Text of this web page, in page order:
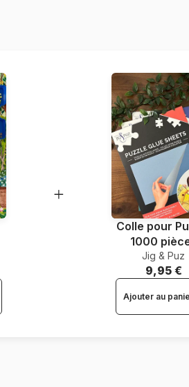
Matière primaire
Colle pour
1000
Jig & Puz
9,95 €
Ajouter au